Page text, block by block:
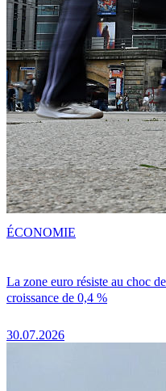
La zone euro résiste au choc
croissance de 0,4 %
30.07.2026
ÉCONOMIE